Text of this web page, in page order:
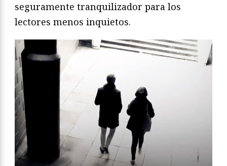
seguramente tranquilizador para los
lectores menos inquietos.